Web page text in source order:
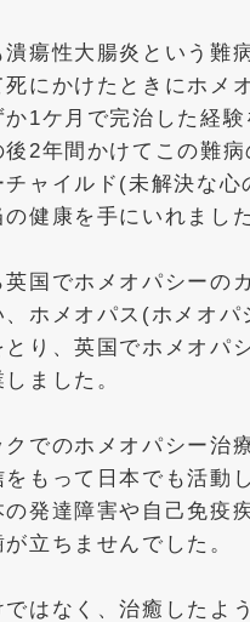
潰瘍性大腸炎という難
死にかけたときにホメ
か1ケ月で完治した経験
後2年間かけてこの難病
チャイルド(未解決な心
の健康を手にいれました
英国でホメオパシーの
、ホメオパス(ホメオパ
り、英国でホメオパ
ました。
クでのホメオパシー治
をもって日本でも活動
の発達障害や自己免疫
立ちませんでした。
ではなく、治癒したよ